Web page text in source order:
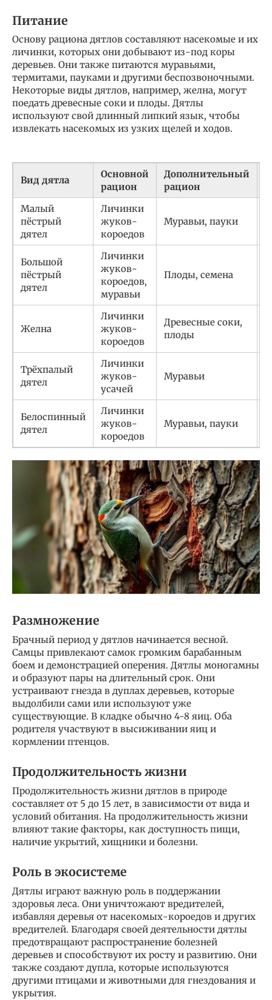
Питание
Основу рациона дятлов составляют насекомые и их
личинки, которых они добывают из-под коры
деревьев. Они также питаются муравьями,
термитами, пауками и другими беспозвоночными.
Некоторые виды дятлов, например, желна, могут
поедать древесные соки и плоды. Дятлы
используют свой длинный липкий язык, чтобы
извлекать насекомых из узких щелей и ходов.
Вид дятла
Основной
рацион
Дополнительный
рацион
Малый
пёстрый
дятел
Личинки
жуков-
короедов
Муравьи, пауки
Большой
пёстрый
дятел
Личинки
жуков-
короедов,
муравьи
Плоды, семена
Желна
Личинки
жуков-
короедов
Древесные соки,
плоды
Трёхпалый
дятел
Личинки
жуков-
усачей
Муравьи
Белоспинный
дятел
Личинки
жуков-
короедов
Муравьи, пауки
Размножение
Брачный период у дятлов начинается весной.
Самцы привлекают самок громким барабанным
боем и демонстрацией оперения. Дятлы моногамны
и образуют пары на длительный срок. Они
устраивают гнезда в дуплах деревьев, которые
выдолбили сами или используют уже
существующие. В кладке обычно 4-8 яиц. Оба
родителя участвуют в высиживании яиц и
кормлении птенцов.
Продолжительность жизни
Продолжительность жизни дятлов в природе
составляет от 5 до 15 лет, в зависимости от вида и
условий обитания. На продолжительность жизни
влияют такие факторы, как доступность пищи,
наличие укрытий, хищники и болезни.
Роль в экосистеме
Дятлы играют важную роль в поддержании
здоровья леса. Они уничтожают вредителей,
избавляя деревья от насекомых-короедов и других
вредителей. Благодаря своей деятельности дятлы
предотвращают распространение болезней
деревьев и способствуют их росту и развитию. Они
также создают дупла, которые используются
другими птицами и животными для гнездования и
укрытия.